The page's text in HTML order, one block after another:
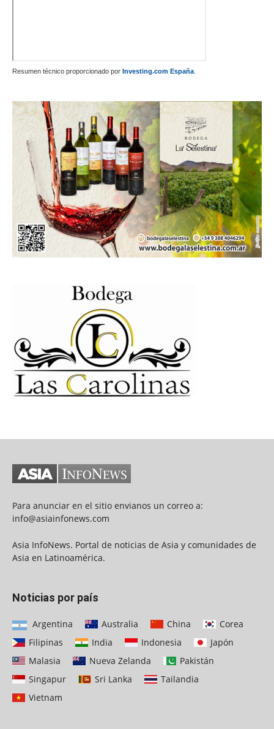
Resumen técnico proporcionado por Investing.com España
Para anunciar en el sitio envianos un correo a:
info@asiainfonews.com
Asia InfoNews. Portal de noticias de Asia y comunidades de
Asia en Latinoamérica.
Noticias por país
Argentina Australia China
Corea
Filipinas
India Indonesia
Japón
Malasia
Nueva Zelanda
Pakistán
Singapur
Sri Lanka
Tailandia
Vietnam